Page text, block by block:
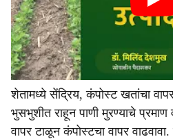
शेतामध्ये सेंद्रिय, कंपोस्ट खतांचा
भुसभुशीत राहून पाणी मुरण्याचे प्रमाण
वापर टाळून कंपोस्टचा वापर